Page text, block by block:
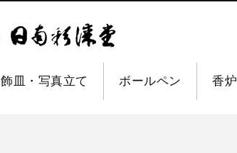
飾皿・写真立て ボールペン 香炉